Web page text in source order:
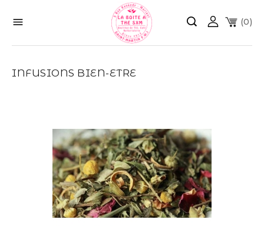
 (0)
INFUSIONS BIEN-ETRE